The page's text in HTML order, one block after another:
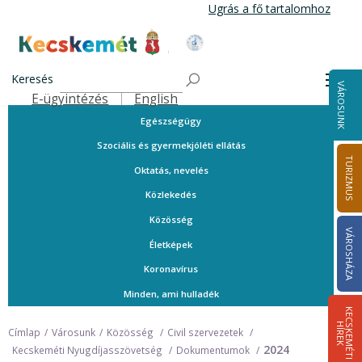
tartalomra
Ugrás a fő tartalomhoz
Kecskemét Város Honlapja
Keresés
Felső navigáció
E-ügyintézés English VÁROSUNK
TURIZMUS
VÁROSHÁZA
K
E
C
S
K
E
M
É
T
I
HÍ
R
E
K
A városról
Közérdekű telefonszámok
Ügyintézés
Egészségügy
Szociális és gyermekjóléti ellátás
Oktatás, nevelés
Közlekedés
Közösség
Életképek
Koronavírus
Minden, ami hulladék
Címlap Városunk Közösség
Civil szervezetek
Kecskeméti Nyugdíjasszövetség
Dokumentumok 2024